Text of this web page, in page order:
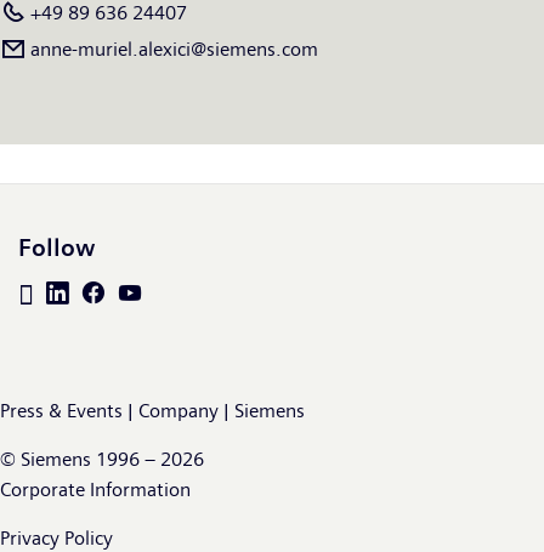
+49 89 636 24407
anne-muriel.alexici@siemens.com
Follow
Press & Events | Company | Siemens
© Siemens 1996 – 2026
Corporate Information
Privacy Policy